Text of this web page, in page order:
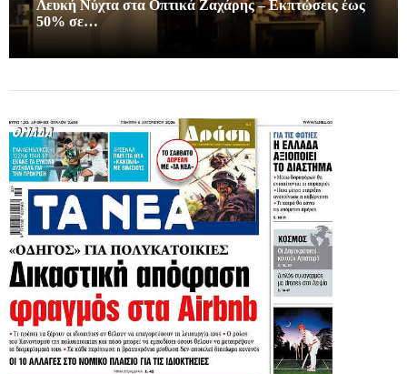
Λευκή Νύχτα στα Οπτικά Ζαχάρης – Εκπτώσεις έως
50% σε…